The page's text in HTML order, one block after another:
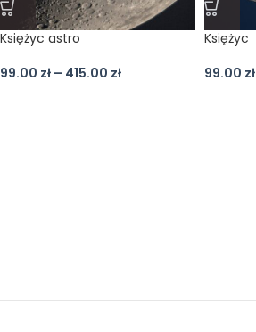
Księżyc astro
99.00 zł – 415.00 zł
Księżyc
99.00 zł